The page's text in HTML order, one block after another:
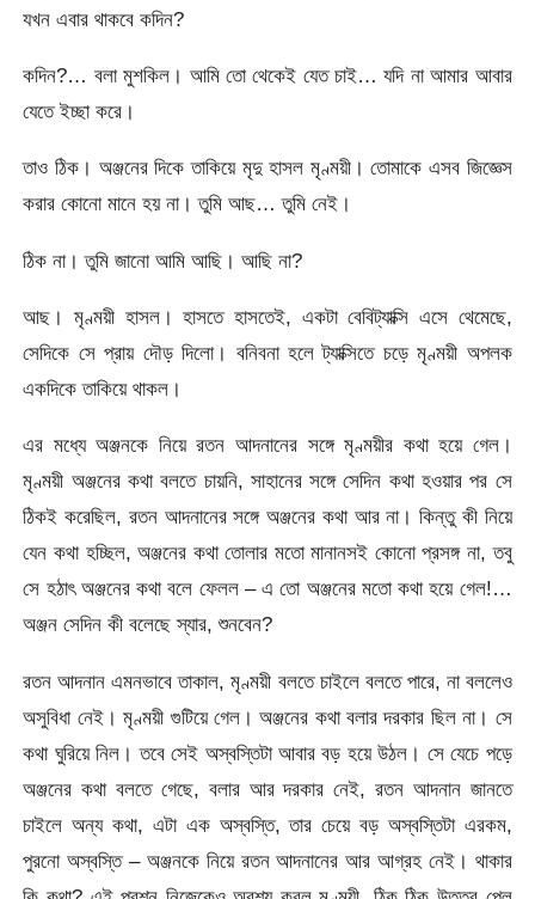
যখন এবার থাকবে কদিন?
কদিন?… বলা মুশকিল। আমি তো থেকেই যেত চাই… যদি না আমার আবার
যেতে ইচ্ছা করে।
তাও ঠিক। অঞ্জনের দিকে তাকিয়ে মৃদু হাসল মৃণ্ময়ী। তোমাকে এসব জিজ্ঞেস
করার কোনো মানে হয় না। তুমি আছ… তুমি নেই।
ঠিক না। তুমি জানো আমি আছি। আছি না?
আছ। মৃণ্ময়ী হাসল। হাসতে হাসতেই, একটা বেবিট্যাক্সি এসে থেমেছে,
সেদিকে সে প্রায় দৌড় দিলো। বনিবনা হলে ট্যাক্সিতে চড়ে মৃণ্ময়ী অপলক
একদিকে তাকিয়ে থাকল।
এর মধ্যে অঞ্জনকে নিয়ে রতন আদনানের সঙ্গে মৃণ্ময়ীর কথা হয়ে গেল।
মৃণ্ময়ী অঞ্জনের কথা বলতে চায়নি, সাহানের সঙ্গে সেদিন কথা হওয়ার পর সে
ঠিকই করেছিল, রতন আদনানের সঙ্গে অঞ্জনের কথা আর না। কিন্তু কী নিয়ে
যেন কথা হচ্ছিল, অঞ্জনের কথা তোলার মতো মানানসই কোনো প্রসঙ্গ না, তবু
সে হঠাৎ অঞ্জনের কথা বলে ফেলল – এ তো অঞ্জনের মতো কথা হয়ে গেল!…
অঞ্জন সেদিন কী বলেছে স্যার, শুনবেন?
রতন আদনান এমনভাবে তাকাল, মৃণ্ময়ী বলতে চাইলে বলতে পারে, না বললেও
অসুবিধা নেই। মৃণ্ময়ী গুটিয়ে গেল। অঞ্জনের কথা বলার দরকার ছিল না। সে
কথা ঘুরিয়ে নিল। তবে সেই অস্বস্তিটা আবার বড় হয়ে উঠল। সে যেচে পড়ে
অঞ্জনের কথা বলতে গেছে, বলার আর দরকার নেই, রতন আদনান জানতে
চাইলে অন্য কথা, এটা এক অস্বস্তি, তার চেয়ে বড় অস্বস্তিটা এরকম,
পুরনো অস্বস্তি – অঞ্জনকে নিয়ে রতন আদনানের আর আগ্রহ নেই। থাকার